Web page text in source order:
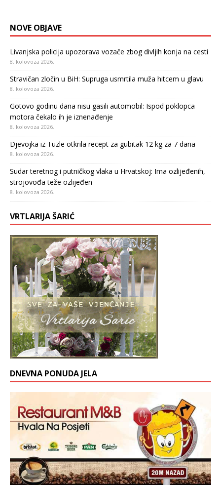
NOVE OBJAVE
Livanjska policija upozorava vozače zbog divljih konja na cesti
8. kolovoza 2026.
Stravičan zločin u BiH: Supruga usmrtila muža hitcem u glavu
8. kolovoza 2026.
Gotovo godinu dana nisu gasili automobil: Ispod poklopca
motora čekalo ih je iznenađenje
8. kolovoza 2026.
Djevojka iz Tuzle otkrila recept za gubitak 12 kg za 7 dana
8. kolovoza 2026.
Sudar teretnog i putničkog vlaka u Hrvatskoj: Ima ozlijeđenih,
strojovođa teže ozlijeđen
8. kolovoza 2026.
VRTLARIJA ŠARIĆ
DNEVNA PONUDA JELA